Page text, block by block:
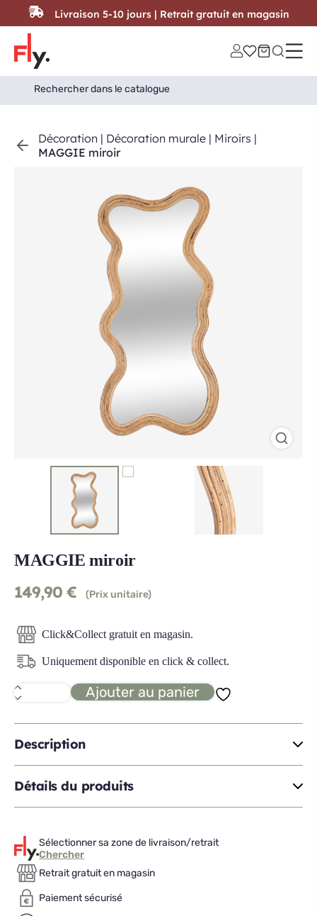
Passer au contenu
Search
for:
Search Button
Décoration | Décoration murale | Miroirs |
MAGGIE miroir
MAGGIE miroir
149,90 € (Prix unitaire)
Click&Collect gratuit en magasin.
Uniquement disponible en click & collect.
quantité
de
miroir
Ajouter au panier
Description
Détails du produits
Sélectionner sa zone de livraison/retrait
Chercher
Retrait gratuit en magasin
Paiement sécurisé
Livraison 5-10 jours | Retrait gratuit en magasin